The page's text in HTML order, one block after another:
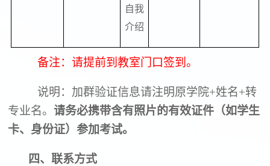
自我
介绍
备注：请提前到教室门口签到。
说明：加群验证信息请注明原学院+姓名+转
专业名。请务必携带含有照片的有效证件（如学生
卡、身份证）参加考试。
四、联系方式